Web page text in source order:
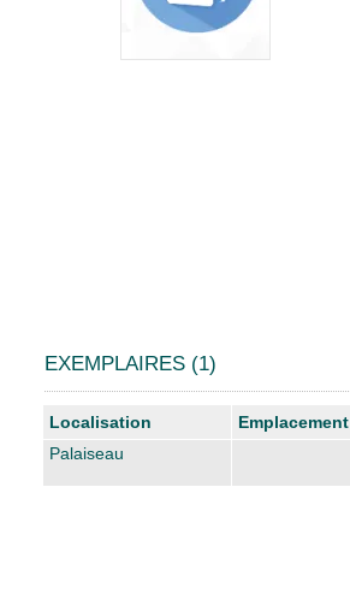
EXEMPLAIRES (1)
Liste des exemplaires
Localisation Emplacement
Palaiseau